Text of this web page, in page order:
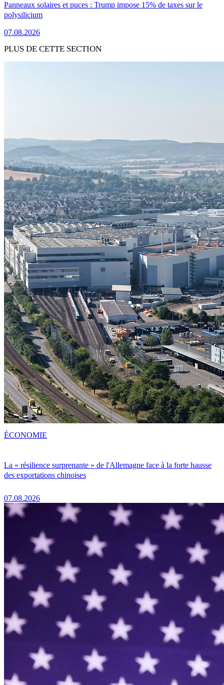
Panneaux solaires et puces : Trump impose 15% de taxes sur le
polysilicium
07.08.2026
PLUS DE CETTE SECTION
La « résilience surprenante » de l'Allemagne face à la forte hausse
des exportations chinoises
07.08.2026
ÉCONOMIE